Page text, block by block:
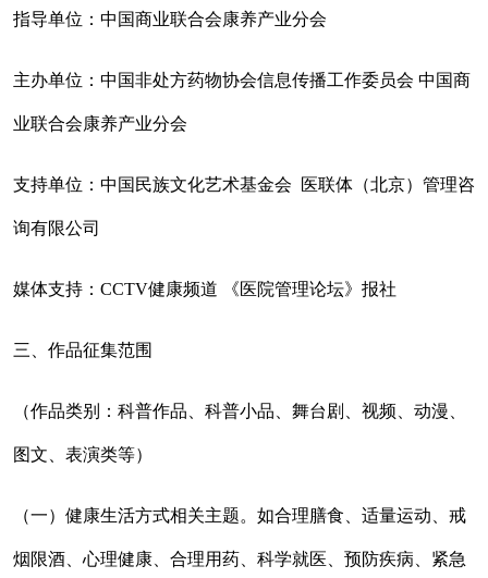
指导单位： 中国商业联合会康养产业分会
主办单位：中国非处方药物协会信息传播工作委员会 中国商
业联合会康养产业分会
支持单位： 中国民族文化艺术基金会 医联体（北京）管理咨
询有限公司
媒体支持：CCTV健康频道 《医院管理论坛》报社
三、作品征集范围
（作品类别：科普作品、科普小品、舞台剧、视频、动漫、
图文、表演类等）
（一）健康生活方式相关主题。如合理膳食、适量运动、戒
烟限酒、心理健康、合理用药、科学就医、预防疾病、紧急